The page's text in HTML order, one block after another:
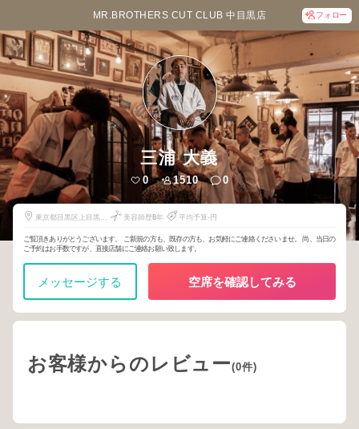
MR.BROTHERS CUT CLUB 中目黒店 フォロー
三浦 大義
0 1510 0
東京都目黒区上目黒2-
美容師歴8年 平均予算-円
ご覧頂きありがとうございます。 ご新規の方も、既存の方も、お気軽にご連絡くださいませ。 尚、当日の
ご予約はお手数ですが、直接店舗にご連絡お願い致します。
メッセージする 空席を確認してみる
お客様からのレビュー(0件)